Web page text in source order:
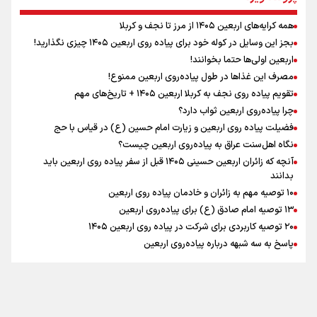
نگاه تمدنی رهبر شهید به فضای مجازی
رابطه کارگر و کارفرما در اندیشه رهبر شهید: از تضاد به
زوجیت
اینفو برنا / توصیه‌هایی طلایی برای پیاده روی اربعین
اینفو برنا / جدول کامل فاصله مرز شلمچه تا شهرهای زیارتی
عراق
همه کرایه‌های اربعین ۱۴۰۵ از مرز تا نجف و کربلا
بجز این وسایل در کوله خود برای پیاده روی اربعین ۱۴۰۵ چیزی نگذارید!
اربعین اولی‌ها حتما بخوانند!
مصرف این غذاها در طول پیاده‌روی اربعین ممنوع!
تقویم پیاده روی نجف به کربلا اربعین ۱۴۰۵ + تاریخ‌های مهم
چرا پیاده‌روی اربعین ثواب دارد؟
فضیلت پیاده روی اربعین و زیارت امام حسین (ع) در قیاس با حج
نگاه اهل‌سنت عراق به پیاده‌روی اربعین چیست؟
آنچه که زائران اربعین حسینی ۱۴۰۵ قبل از سفر پیاده روی اربعین باید
بدانند
۱۰ توصیه مهم به زائران و خادمان پیاده روی اربعین
۱۳ توصیه امام صادق (ع) برای پیاده‌روی اربعین
۲۰ توصیه کاربردی برای شرکت در پیاده روی اربعین ۱۴۰۵
پاسخ به سه‌ شبهه درباره پیاده‌روی اربعین